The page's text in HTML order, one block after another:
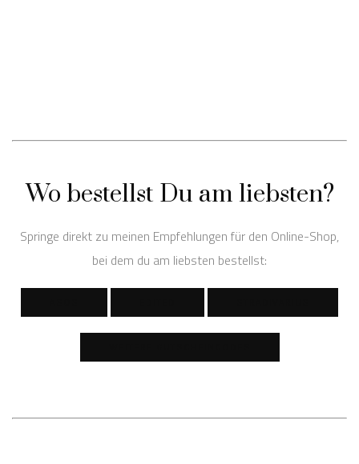
Wo bestellst Du am liebsten?
Springe direkt zu meinen Empfehlungen für den Online-Shop,
bei dem du am liebsten bestellst: